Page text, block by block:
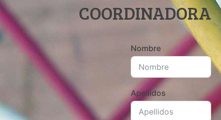
COORDINADORA
Nombre
Apellidos